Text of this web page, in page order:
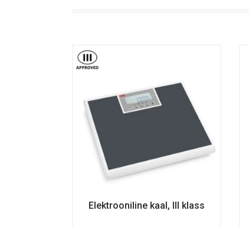
Elektrooniline kaal, III klass